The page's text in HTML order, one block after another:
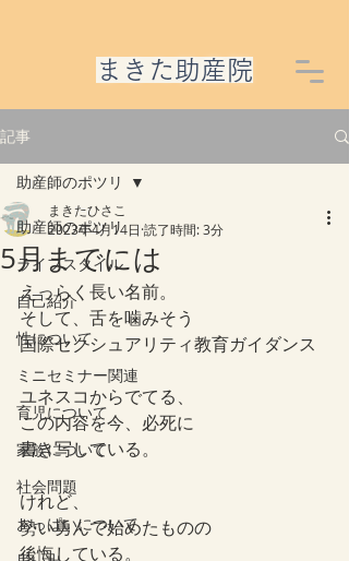
​まきた助産院
記事
助産師のポツリ
ライフスタイル
自己紹介
性について
ミニセミナー関連
育児について
家族について
社会問題
おっぱいについて
助産師のポツリ
5月までには
まきたひさこ
2023年4月14日 読了時間: 3分
えっらく長い名前。
そして、舌を噛みそう
国際セクシュアリティ教育ガイダンス
ユネスコからでてる、
この内容を今、必死に
書き写している。
けれど、
勢い勇んで始めたものの
後悔している。